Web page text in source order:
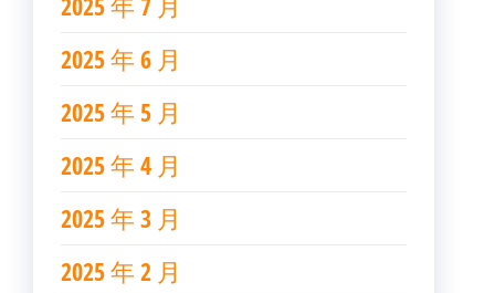
2025 年 6 月
2025 年 5 月
2025 年 4 月
2025 年 3 月
2025 年 2 月